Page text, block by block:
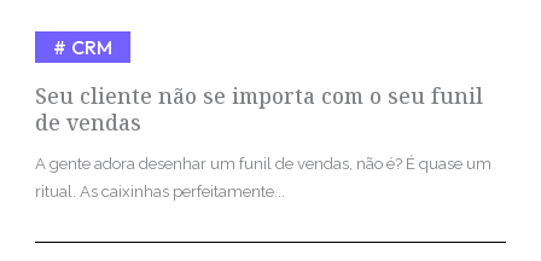
Seu cliente não se importa com o seu funil
de vendas
CRM
A gente adora desenhar um funil de vendas, não é? É quase um
ritual. As caixinhas perfeitamente...